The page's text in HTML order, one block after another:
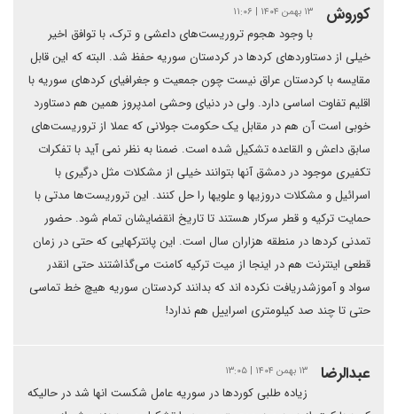
کوروش ۱۳ بهمن ۱۴۰۴ | ۱۱:۰۶
با وجود هجوم تروریست‌های داعشی و ترک، با توافق اخیر
خیلی از دستاوردهای کردها در کردستان سوریه حفظ شد. البته که این قابل
مقایسه با کردستان عراق نیست چون جمعیت و جغرافیای کردهای سوریه با
اقلیم تفاوت اساسی دارد. ولی در دنیای وحشی امدپروز همین هم دستاورد
خوبی است آن هم در مقابل یک حکومت جولانی که عملا از تروریست‌های
سابق داعش و القاعده تشکیل شده است. ضمنا به نظر نمی آید با تفکرات
تکفیری موجود در دمشق آنها بتوانند خیلی از مشکلات مثل درگیری با
اسرائیل و مشکلات دروزیها و علویها را حل کنند. این تروریست‌ها مدتی با
حمایت ترکیه و قطر سرکار هستند تا تاریخ انقضایشان تمام شود. حضور
تمدنی کردها در منطقه هزاران سال است. این پانترکهایی که حتی در زمان
قطعی اینترنت هم در اینجا از میت ترکیه کامنت می‌گذاشتند حتی انقدر
سواد و آموزشدریافت نکرده اند که بدانند کردستان سوریه هیچ خط تماسی
حتی تا چند صد کیلومتری اسراییل هم ندارد!
عبدالرضا ۱۳ بهمن ۱۴۰۴ | ۱۳:۰۵
زیاده طلبی کوردها در سوریه عامل شکست انها شد در حالیکه